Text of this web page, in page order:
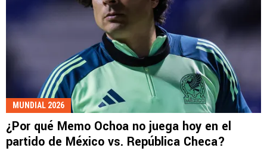
MUNDIAL 2026
¿Por qué Memo Ochoa no juega hoy en el
partido de México vs. República Checa?